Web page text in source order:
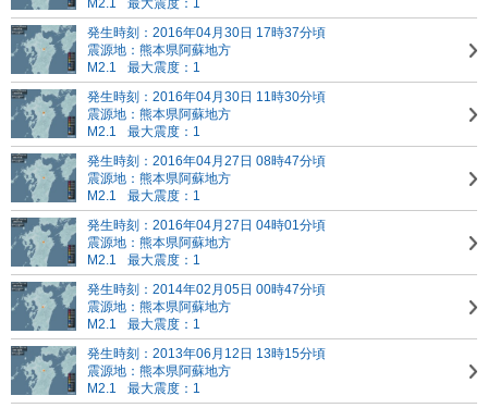
M2.1
最大震度：1
発生時刻：2016年04月30日 17時37分頃
震源地：熊本県阿蘇地方
M2.1
最大震度：1
発生時刻：2016年04月30日 11時30分頃
震源地：熊本県阿蘇地方
M2.1
最大震度：1
発生時刻：2016年04月27日 08時47分頃
震源地：熊本県阿蘇地方
M2.1
最大震度：1
発生時刻：2016年04月27日 04時01分頃
震源地：熊本県阿蘇地方
M2.1
最大震度：1
発生時刻：2014年02月05日 00時47分頃
震源地：熊本県阿蘇地方
M2.1
最大震度：1
発生時刻：2013年06月12日 13時15分頃
震源地：熊本県阿蘇地方
M2.1
最大震度：1